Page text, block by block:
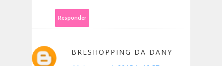
Responder
BRESHOPPING DA DANY